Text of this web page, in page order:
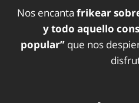
Nos encanta frikear
y todo aquello
popular” que nos